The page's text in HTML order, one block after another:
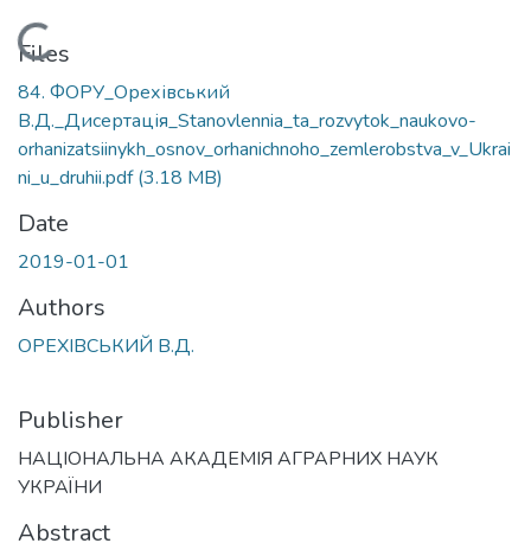
Loading...
Files
84. ФОРУ_Орехівський
В.Д._Дисертація_Stanovlennia_ta_rozvytok_naukovo-
orhanizatsiinykh_osnov_orhanichnoho_zemlerobstva_v_Ukrai
ni_u_druhii.pdf(3.18 MB)
Date
2019-01-01
Authors
ОРЕХІВСЬКИЙ В.Д.
Publisher
НАЦІОНАЛЬНА АКАДЕМІЯ АГРАРНИХ НАУК
УКРАЇНИ
Abstract